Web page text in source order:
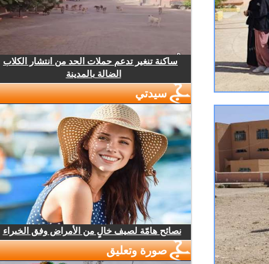
ساكنة تنغير تدعم حملات الحد من انتشار الكلاب
الضالة بالمدينة
سيدتي
نصائح هامّة لصيف خالٍ من الأمراض وفق الخبراء
صورة وتعليق